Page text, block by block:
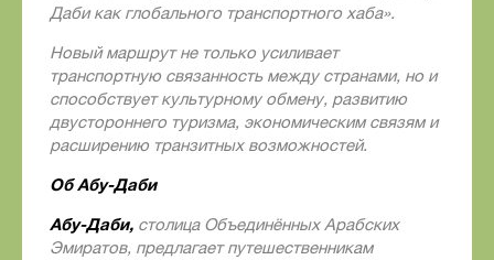
Даби как глобального транспортного хаба».
Новый маршрут не только усиливает
транспортную связанность между странами, но и
способствует культурному обмену, развитию
двустороннего туризма, экономическим связям и
расширению транзитных возможностей.
Об Абу-Даби
Абу-Даби, столица Объединённых Арабских
Эмиратов, предлагает путешественникам